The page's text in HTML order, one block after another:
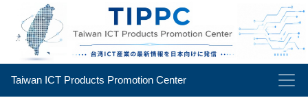
Taiwan ICT Products Promotion Center